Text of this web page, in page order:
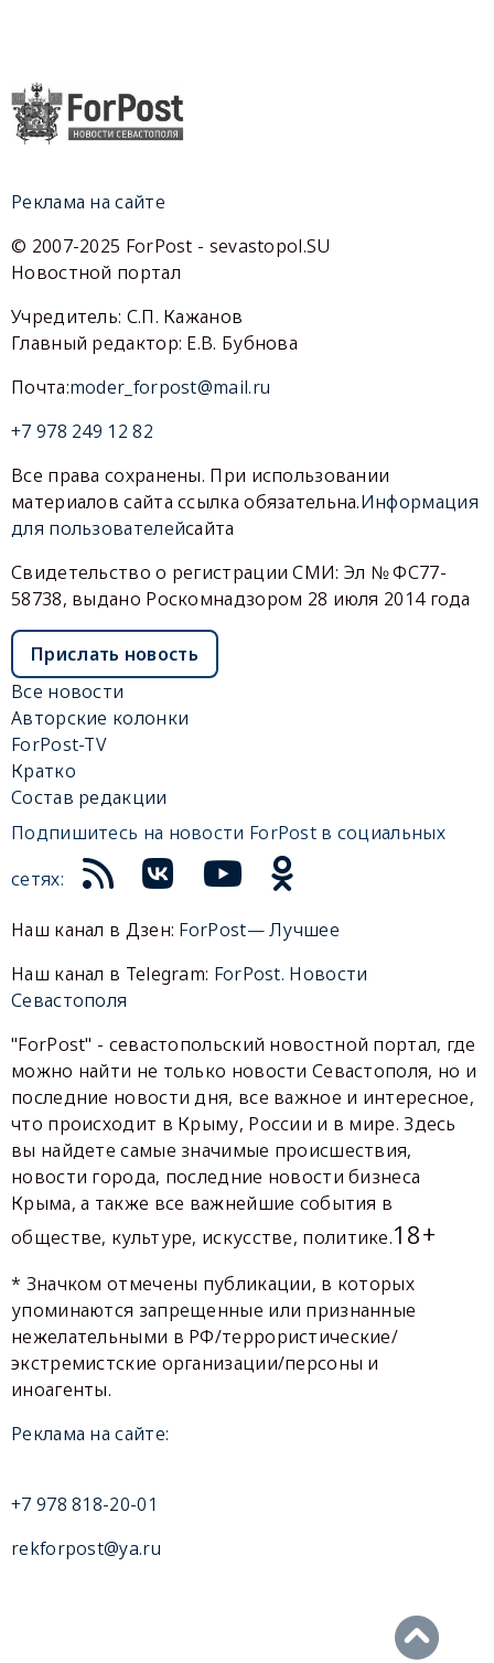
Реклама на сайте
© 2007-2025 ForPost - sevastopol.SU
Новостной портал
Учредитель: С.П. Кажанов
Главный редактор: Е.В. Бубнова
Почта:moder_forpost@mail.ru
+7 978 249 12 82
Все права сохранены. При использовании
материалов сайта ссылка обязательна.Информация
для пользователейсайта
Свидетельство о регистрации СМИ: Эл № ФС77-
58738, выдано Роскомнадзором 28 июля 2014 года
Прислать новость
Все новости
Авторские колонки
ForPost-TV
Кратко
Состав редакции
Подпишитесь на новости ForPost в социальных
сетях:
Наш канал в Дзен: ForPost— Лучшее
Наш канал в Telegram: ForPost. Новости
Севастополя
"ForPost" - севастопольский новостной портал, где
можно найти не только новости Севастополя, но и
последние новости дня, все важное и интересное,
что происходит в Крыму, России и в мире. Здесь
вы найдете самые значимые происшествия,
новости города, последние новости бизнеса
Крыма, а также все важнейшие события в
обществе, культуре, искусстве, политике.18+
* Значком отмечены публикации, в которых
упоминаются запрещенные или признанные
нежелательными в РФ/террористические/
экстремистские организации/персоны и
иноагенты.
Реклама на сайте:
+7 978 818-20-01
rekforpost@ya.ru